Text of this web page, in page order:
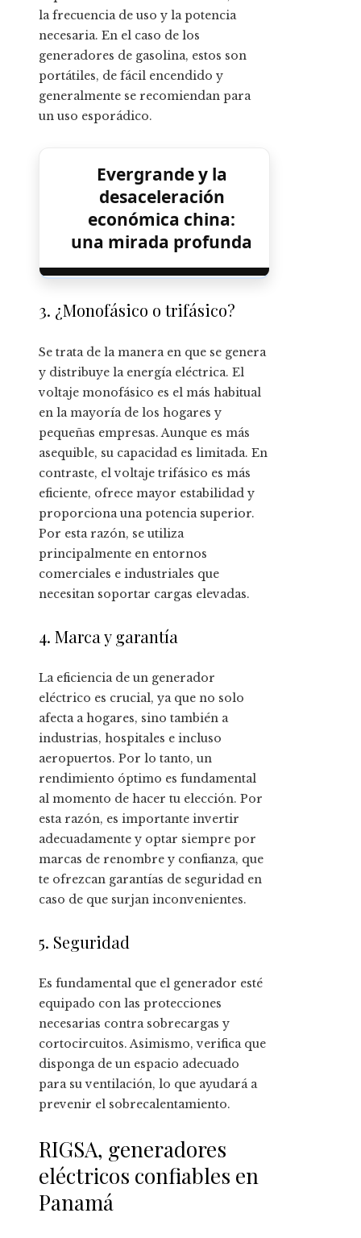
la frecuencia de uso y la potencia
necesaria. En el caso de los
generadores de gasolina, estos son
portátiles, de fácil encendido y
generalmente se recomiendan para
un uso esporádico.
Evergrande y la
desaceleración
económica china:
una mirada profunda
3. ¿Monofásico o trifásico?
Se trata de la manera en que se genera
y distribuye la energía eléctrica. El
voltaje monofásico es el más habitual
en la mayoría de los hogares y
pequeñas empresas. Aunque es más
asequible, su capacidad es limitada. En
contraste, el voltaje trifásico es más
eficiente, ofrece mayor estabilidad y
proporciona una potencia superior.
Por esta razón, se utiliza
principalmente en entornos
comerciales e industriales que
necesitan soportar cargas elevadas.
4. Marca y garantía
La eficiencia de un generador
eléctrico es crucial, ya que no solo
afecta a hogares, sino también a
industrias, hospitales e incluso
aeropuertos. Por lo tanto, un
rendimiento óptimo es fundamental
al momento de hacer tu elección. Por
esta razón, es importante invertir
adecuadamente y optar siempre por
marcas de renombre y confianza, que
te ofrezcan garantías de seguridad en
caso de que surjan inconvenientes.
5. Seguridad
Es fundamental que el generador esté
equipado con las protecciones
necesarias contra sobrecargas y
cortocircuitos. Asimismo, verifica que
disponga de un espacio adecuado
para su ventilación, lo que ayudará a
prevenir el sobrecalentamiento.
RIGSA, generadores
eléctricos confiables en
Panamá